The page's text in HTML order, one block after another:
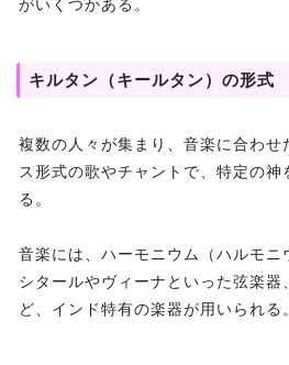
がいくつかある。
キルタン（キールタン）の形式
複数の人々が集まり、音楽に合わせ
ス形式の歌やチャントで、特定の神
る。
音楽には、ハーモニウム（ハルモニ
シタールやヴィーナといった弦楽器
ど、インド特有の楽器が用いられる。